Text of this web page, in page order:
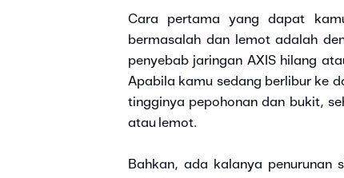
Cara pertama yang dapat
bermasalah dan lemot adalah
penyebab jaringan AXIS hilang
Apabila kamu sedang berlibur ke
tingginya pepohonan dan bukit,
atau lemot.
Bahkan, ada kalanya penurunan